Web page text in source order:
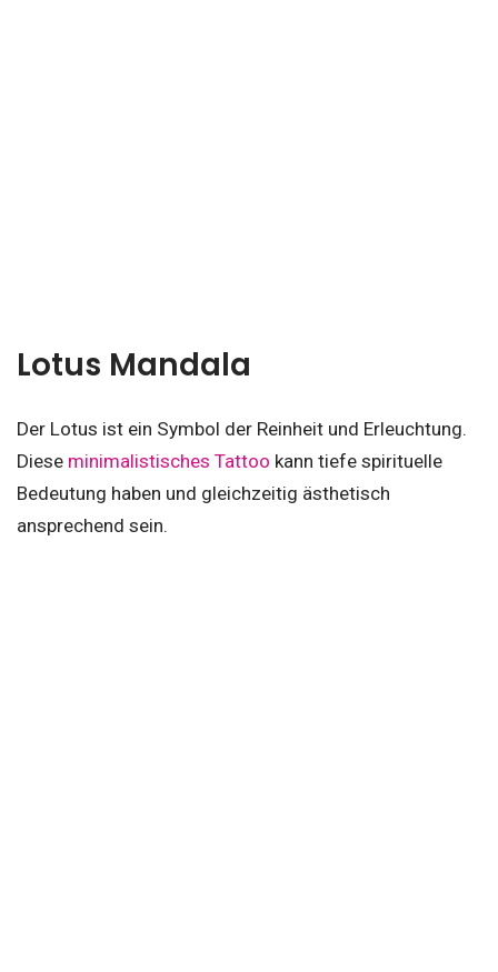
Lotus Mandala
Der Lotus ist ein Symbol der Reinheit und Erleuchtung.
Diese minimalistisches Tattoo kann tiefe spirituelle
Bedeutung haben und gleichzeitig ästhetisch
ansprechend sein.